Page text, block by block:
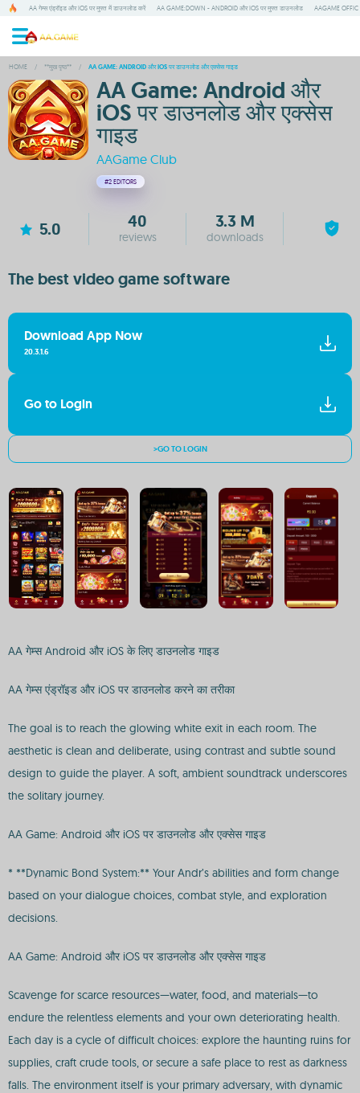
AA गेम्स एंड्रॉइड और IOS पर मुफ्त में डाउनलोड करें AA GAME:DOWN - ANDROID और IOS पर मुफ्त डाउनलोड AAGAME OFFIC
HOME / **मुख पृष्ठ** / AA GAME: ANDROID और IOS पर डाउनलोड और एक्सेस गाइड
AA Game: Android और
iOS पर डाउनलोड और एक्सेस
गाइड
AAGame Club
#2 EDITORS
5.0 40
reviews
3.3 M
downloads
The best video game software
Download App Now
20.3.1.6
Go to Login
>GO TO LOGIN
AA गेम्स Android और iOS के लिए डाउनलोड गाइड
AA गेम्स एंड्रॉइड और iOS पर डाउनलोड करने का तरीका
The goal is to reach the glowing white exit in each room. The
aesthetic is clean and deliberate, using contrast and subtle sound
design to guide the player. A soft, ambient soundtrack underscores
the solitary journey.
AA Game: Android और iOS पर डाउनलोड और एक्सेस गाइड
* **Dynamic Bond System:** Your Andr’s abilities and form change
based on your dialogue choices, combat style, and exploration
decisions.
AA Game: Android और iOS पर डाउनलोड और एक्सेस गाइड
Scavenge for scarce resources—water, food, and materials—to
endure the relentless elements and your own deteriorating health.
Each day is a cycle of difficult choices: explore the haunting ruins for
supplies, craft crude tools, or secure a safe place to rest as darkness
falls. The environment itself is your primary adversary, with dynamic